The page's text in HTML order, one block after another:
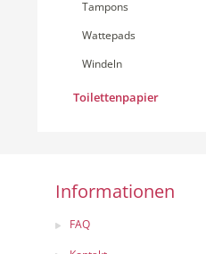
Tampons
Wattepads
Windeln
Toilettenpapier
Informationen
FAQ